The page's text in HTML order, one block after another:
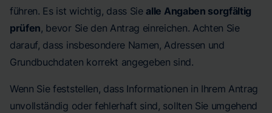
führen. Es ist wichtig, dass Siealle Angaben sorgfältig
prüfen, bevor Sie den Antrag einreichen. Achten Sie
darauf, dass insbesondere Namen, Adressen und
Grundbuchdaten korrekt angegeben sind.
Wenn Sie feststellen, dass Informationen in Ihrem Antrag
unvollständig oder fehlerhaft sind, sollten Sie umgehend